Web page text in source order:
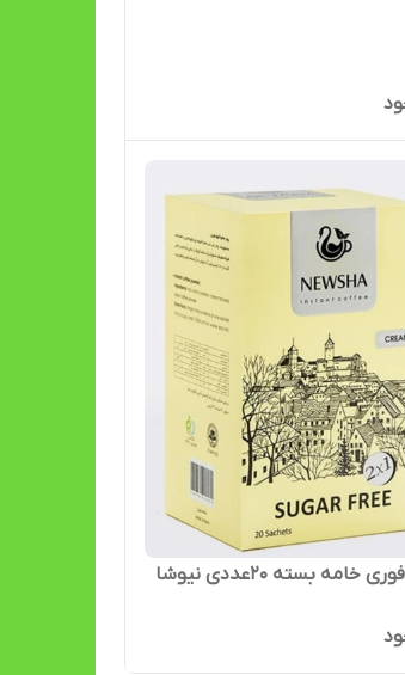
خامه بسته ۲۰عددی نیوشا